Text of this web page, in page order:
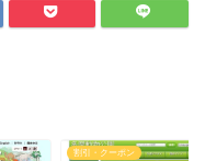
割引・クーポン